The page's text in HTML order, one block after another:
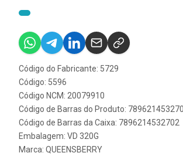
Código do Fabricante: 5729
Código: 5596
Código NCM: 20079910
Código de Barras do Produto:
Código de Barras da Caixa: 7896214532702
Embalagem: VD 320G
Marca: QUEENSBERRY